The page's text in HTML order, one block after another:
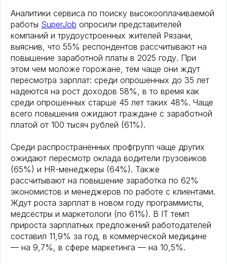
Аналитики сервиса по поиску высокооплачиваемой
работы SuperJob опросили представителей
компаний и трудоустроенных жителей Рязани,
выяснив, что 55% респондентов рассчитывают на
повышение заработной платы в 2025 году. При
этом чем моложе горожане, тем чаще они ждут
пересмотра зарплат: среди опрошенных до 35 лет
надеются на рост доходов 58%, в то время как
среди опрошенных старше 45 лет таких 48%. Чаще
всего повышения ожидают граждане с заработной
платой от 100 тысяч рублей (61%).
Среди распространённых профгрупп чаще других
ожидают пересмотр оклада водители грузовиков
(65%) и HR-менеджеры (64%). Также
рассчитывают на повышение заработка по 62%
экономистов и менеджеров по работе с клиентами.
Ждут роста зарплат в новом году программисты,
медсёстры и маркетологи (по 61%). В IT темп
прироста зарплатных предложений работодателей
составил 11,9% за год, в коммерческой медицине
— на 9,7%, в сфере маркетинга — на 10,5%.